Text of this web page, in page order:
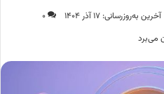
آخرین به‌روزرسانی: ۱۷ آذر ۱۴۰۴
۰